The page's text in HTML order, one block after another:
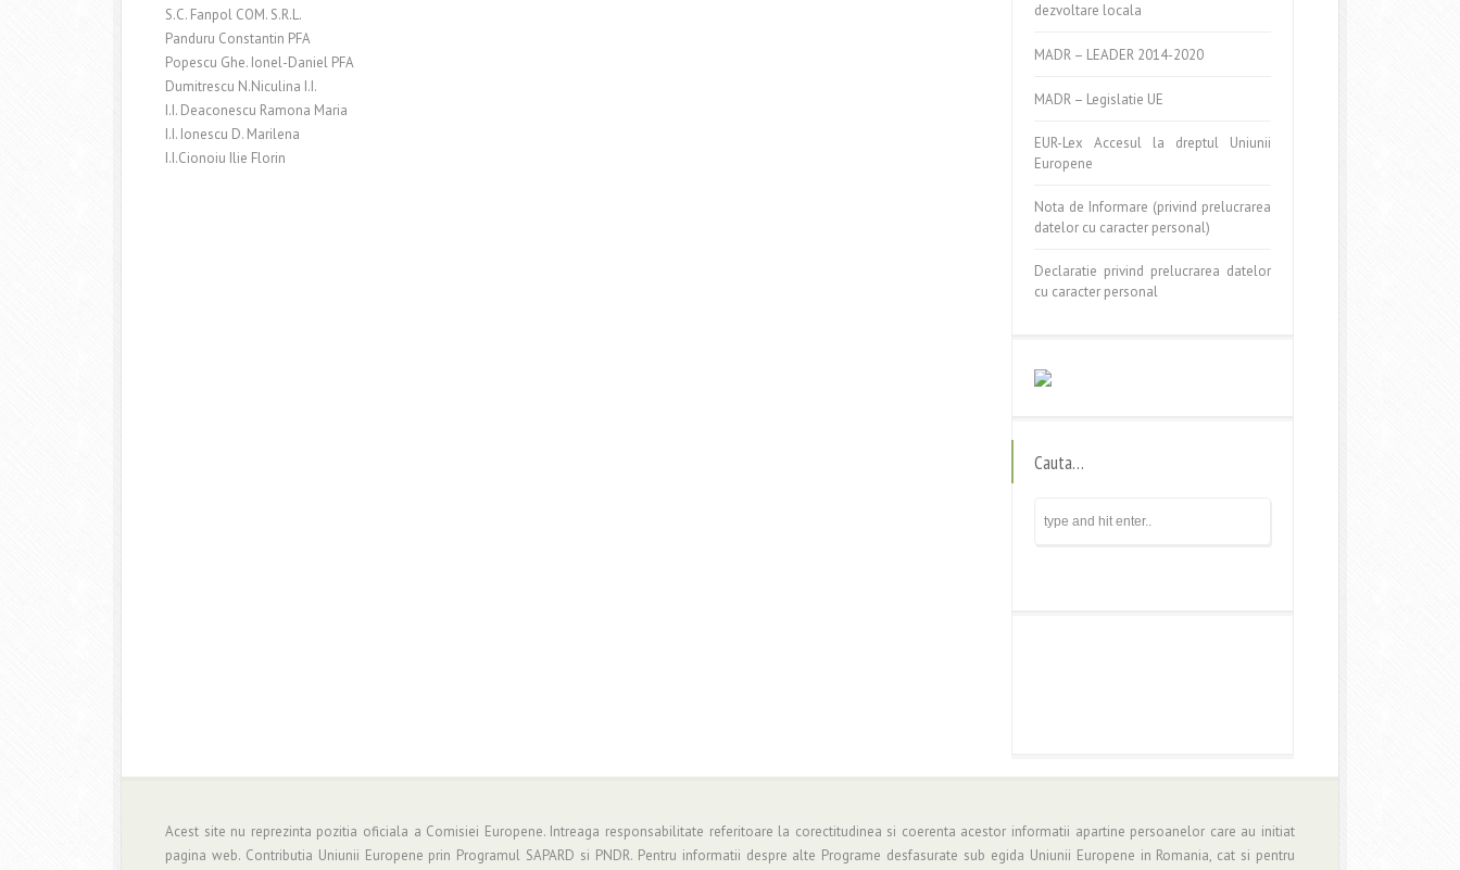
S.C. Fanpol COM. S.R.L.
Panduru Constantin PFA
Popescu Ghe. Ionel-Daniel PFA
Dumitrescu N.Niculina I.I.
I.I. Deaconescu Ramona Maria
I.I. Ionescu D. Marilena
I.I.Cionoiu Ilie Florin
dezvoltare locala
MADR – LEADER 2014-2020
MADR – Legislatie UE
EUR-Lex Accesul la dreptul Uniunii
Europene
Nota de Informare (privind prelucrarea
datelor cu caracter personal)
Declaratie privind prelucrarea datelor
cu caracter personal
Cauta…
Acest site nu reprezinta pozitia oficiala a Comisiei Europene. Intreaga responsabilitate referitoare la corectitudinea si coerenta acestor informatii apartine persoanelor care au initiat
pagina web. Contributia Uniunii Europene prin Programul SAPARD si PNDR. Pentru informatii despre alte Programe desfasurate sub egida Uniunii Europene in Romania, cat si pentru